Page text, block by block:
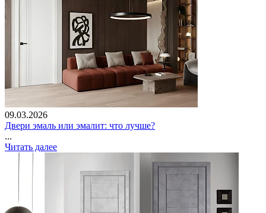
09.03.2026
Двери эмаль или эмалит: что лучше?
...
Читать далее